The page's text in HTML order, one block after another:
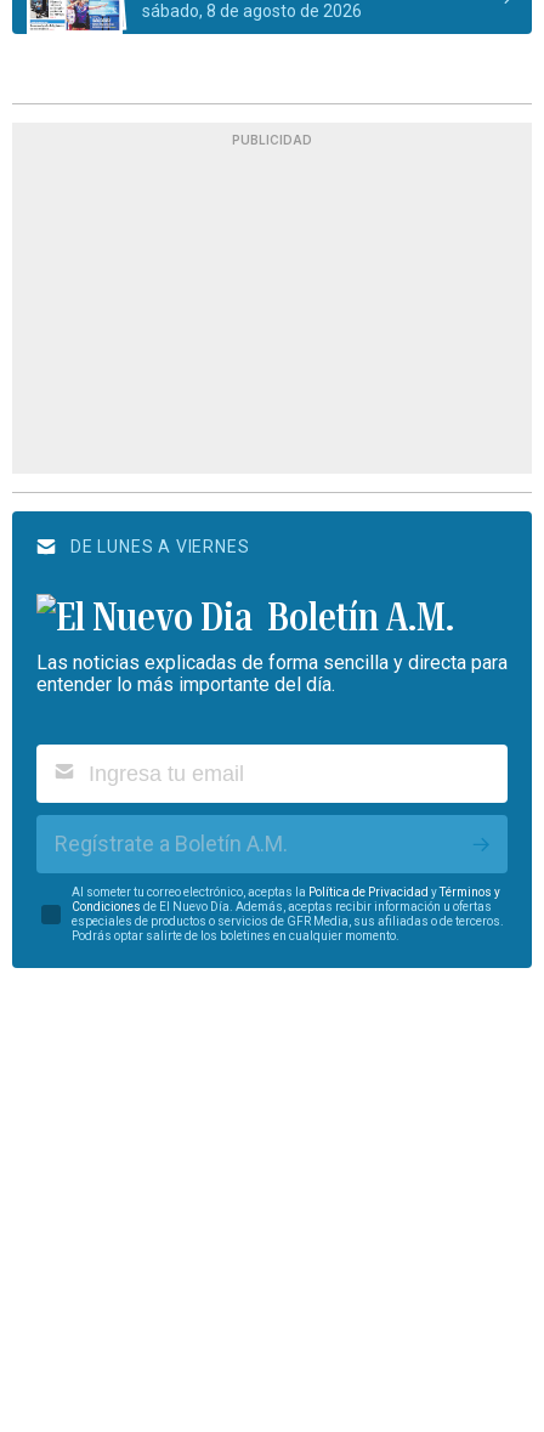
sábado, 8 de agosto de 2026
PUBLICIDAD
DE LUNES A VIERNES
Boletín A.M.
Las noticias explicadas de forma sencilla y directa para
entender lo más importante del día.
Regístrate a Boletín A.M.
Al someter tu correo electrónico, aceptas la Política de Privacidad yTérminos y
Condiciones de El Nuevo Día. Además, aceptas recibir información u ofertas
especiales de productos o servicios de GFR Media, sus afiliadas o de terceros.
Podrás optar salirte de los boletines en cualquier momento.